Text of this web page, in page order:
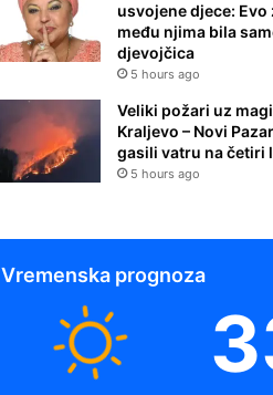
usvojene djece: Evo
među njima bila
djevojčica
5 hours ago
Veliki požari uz
Kraljevo – Novi
gasili vatru na četiri
5 hours ago
Vremenska prognoza